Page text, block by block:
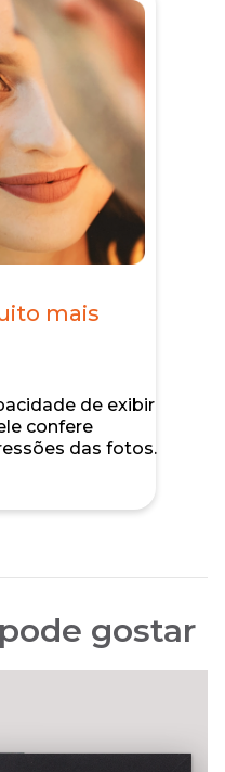
mais
de exibir
confere
das fotos.
gostar